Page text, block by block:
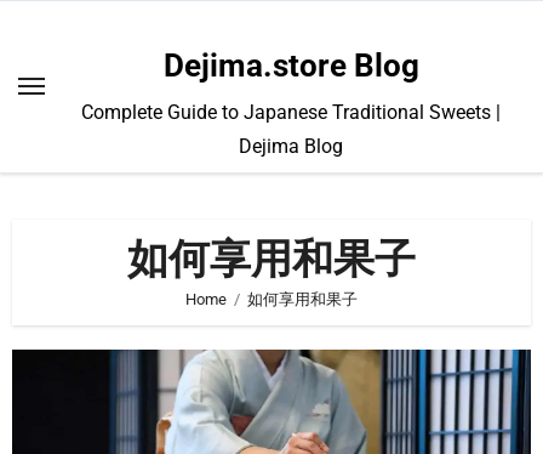
content
Dejima.store Blog
Complete Guide to Japanese Traditional Sweets |
Dejima Blog
如何享用和果子
Home 如何享用和果子